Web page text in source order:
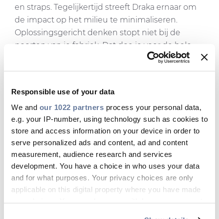
Responsible use of your data
We and our 1022 partners process your personal data,
e.g. your IP-number, using technology such as cookies to
store and access information on your device in order to
serve personalized ads and content, ad and content
measurement, audience research and services
development. You have a choice in who uses your data
and for what purposes. Your privacy choices are only
applicable on this digital property where you have made
your choices. You can change or withdraw your consent
en straps. Tegelijkertijd streeft Draka ernaar om
de impact op het milieu te minimaliseren.
Oplossingsgericht denken stopt niet bij de
poorten van je fabriek. Dat doe je voor de hele
en omvat dus ook verpakken,
ompakken en retourneren.
Inventieve oplossingen
Draka neemt duurzaam verpakken heel serieus.
Haar oplossingen richten zich zowel op
grondstoffen en recycling als op product-
verpakkingssystemen, product-
verpakkingscombinaties en emballagestromen.
De ene keer bespaart Draka fors op
materiaalgebruik, de andere keer verwerkt zij
louter gerecycled materiaal. Ook zijn er